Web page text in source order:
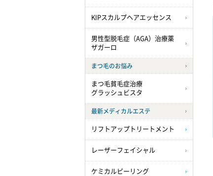
KIPスカルプヘアエッセンス
男性型脱毛症（AGA）治療薬
ザガーロ
まつ毛のお悩み
まつ毛貧毛症治療
グラッシュビスタ
最新メディカルエステ
リフトアップトリートメント
レーザーフェイシャル
ケミカルピーリング